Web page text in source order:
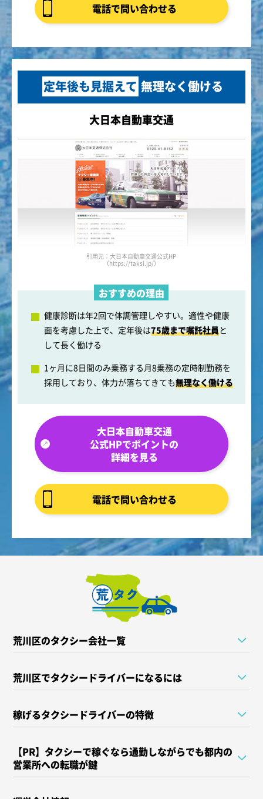
電話で問い合わせる
定年後も見据えて 無理なく働ける
大日本自動車交通
引用元：大日本自動車交通公式HP
（https://taksi.jp/）
おすすめの理由
健康診断は年2回で体調管理しやすい。適性や健康
面を考慮した上で、定年後は75歳まで嘱託社員と
して長く働ける
1ヶ月に8日間のみ乗務する月8乗務の定時制勤務を
採用しており、体力が落ちてきても無理なく働ける
大日本自動車交通
公式HPでポイントの
詳細を見る
電話で問い合わせる
荒川区のタクシー会社一覧
荒川区でタクシードライバーになるには
稼げるタクシードライバーの特徴
【PR】タクシーで稼ぐなら通勤しながらでも都内の
営業所への転職が鍵